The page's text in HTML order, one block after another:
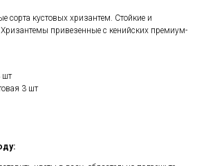
сорта кустовых хризантем. Стойкие и
Хризантемы привезенные с кенийских премиум-
шт
3 шт